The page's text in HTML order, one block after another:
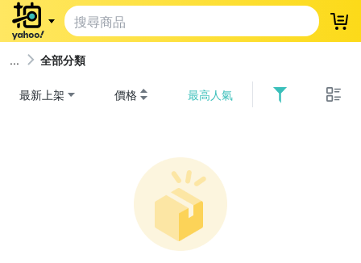
登
全部分類
最新上架 價格 最高人氣